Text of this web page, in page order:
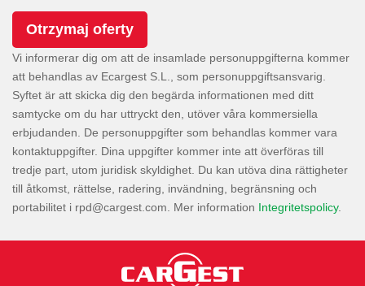
Vi informerar dig om att de insamlade personuppgifterna kommer
att behandlas av Ecargest S.L., som personuppgiftsansvarig.
Syftet är att skicka dig den begärda informationen med ditt
samtycke om du har uttryckt den, utöver våra kommersiella
erbjudanden. De personuppgifter som behandlas kommer vara
kontaktuppgifter. Dina uppgifter kommer inte att överföras till
tredje part, utom juridisk skyldighet. Du kan utöva dina rättigheter
till åtkomst, rättelse, radering, invändning, begränsning och
portabilitet i
. Mer information Integritetspolicy.